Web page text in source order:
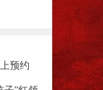
预约